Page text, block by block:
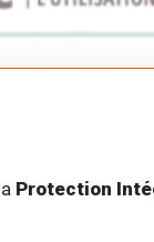
Protection